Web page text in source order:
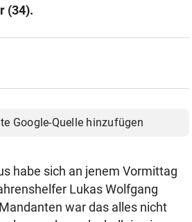
(34).
Google-Quelle hinzufügen
habe sich an jenem Vormittag
Lukas Wolfgang
war das alles nicht